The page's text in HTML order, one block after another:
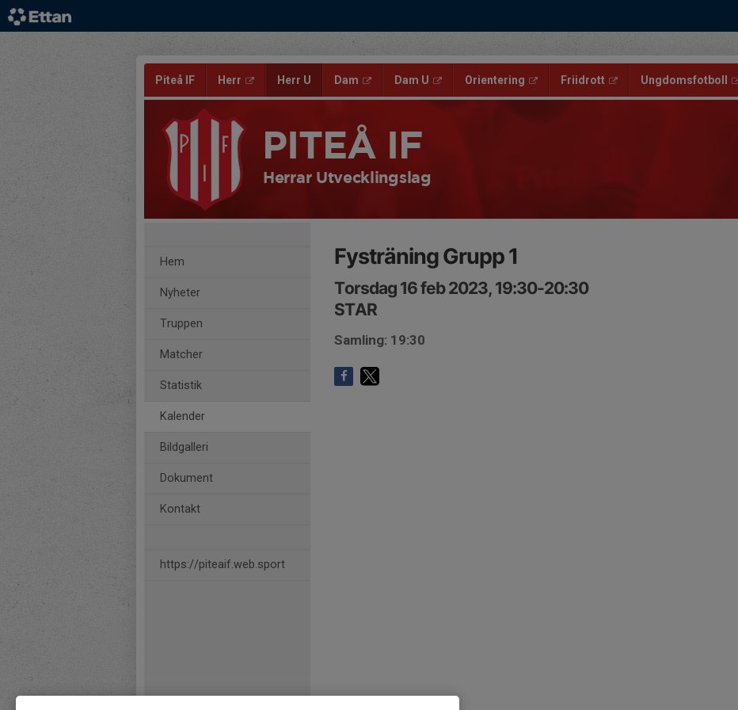
Piteå IF Herr Herr U Dam Dam U Orientering Friidrott Ungdomsfotboll
PITEÅ IF
Herrar Utvecklingslag
Hem
Nyheter
Truppen
Matcher
Statistik
Kalender
Bildgalleri
Dokument
Kontakt
https://piteaif.web.sport
Fysträning Grupp 1
Torsdag 16 feb 2023, 19:30-20:30
STAR
Samling: 19:30